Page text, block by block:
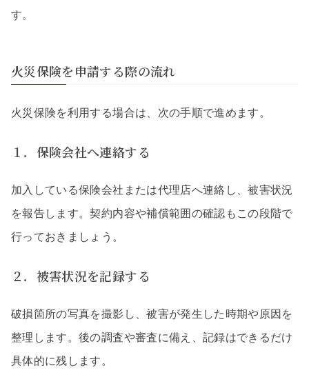
す。
火災保険を申請する際の流れ
火災保険を利用する場合は、次の手順で進めます。
１．保険会社へ連絡する
加入している保険会社または代理店へ連絡し、被害状況
を報告します。契約内容や補償範囲の確認もこの段階で
行っておきましょう。
２．被害状況を記録する
破損箇所の写真を撮影し、被害が発生した時期や原因を
整理します。後の調査や審査に備え、記録はできるだけ
具体的に残します。